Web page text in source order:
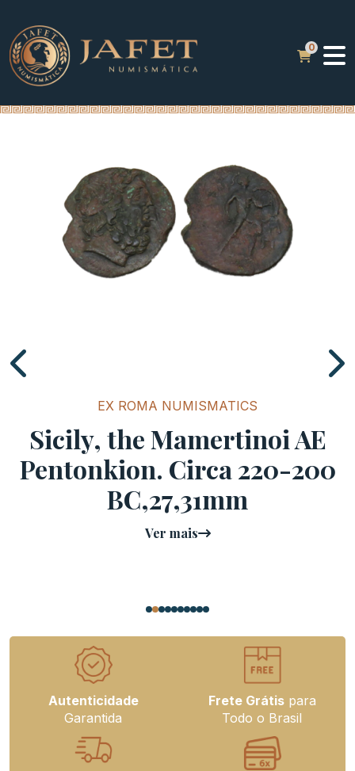
EX ROMA NUMISMATICS
Sicily, the Mamertinoi AE
Pentonkion. Circa 220-200
BC,27,31mm
Ver mais
Autenticidade
Garantida
Frete Grátispara
Todo o Brasil